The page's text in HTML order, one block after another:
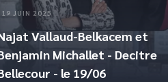
19 JUIN 2025
Vallaud-Belkacem et
Michallet - Decitre
- le 19/06